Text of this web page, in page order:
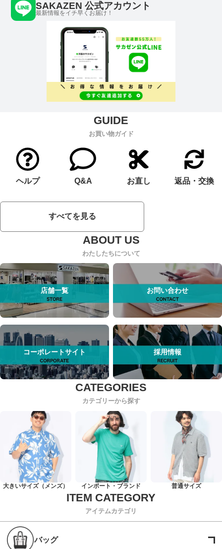
SAKAZEN 公式アカウント
最新情報をイチ早くお届け！
お買い物ガイド
ヘルプ Q&A お直し 返品・交換
すべてを見る
わたしたちについて
店舗一覧 お問い合わせ
コーポレートサイト 採用情報
カテゴリーから探す
大きいサイズ（メンズ） インポート・ブランド 普通サイズ
アイテムカテゴリ
バッグ